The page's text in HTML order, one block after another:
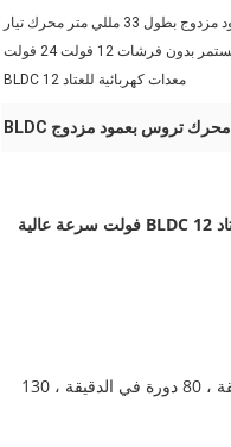
عمود مزدوج بطول 33 مللي متر محرك تيار
مستمر بدون فرشات 12 فولت 24 فولت
معدات كهربائية للعتاد BLDC 12
محرك تروس بعمود مزدوج BLDC
عمود مزدوج بطول 33 مللي متر محرك تيار مستمر بدون فرشات 12 فولت 24 فولت معدات كهربائية للعتاد BLDC 12 فولت سرعة عالية
سرعة عدم التحميل: 8 دورة في الدقيقة ، 14 دورة في الدقيقة ، 20 دورة في الدقيقة ، 40 دورة في الدقيقة ، 80 دورة في الدقيقة ، 130